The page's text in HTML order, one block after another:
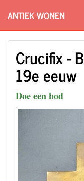
ANTIEK WONEN
Crucifix -
19e eeuw
Doe een bod